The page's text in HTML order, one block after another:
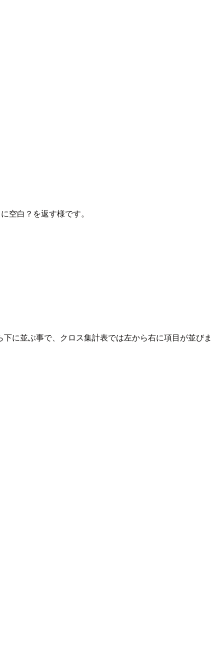
空白？を返す様です。
に並ぶ事で、クロス集計表では左から右に項目が並びま